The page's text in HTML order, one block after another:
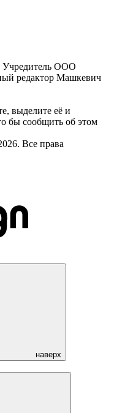
Учредитель ООО
редактор Машкевич
выделите её и
бы сообщить об этом
Все права
наверх